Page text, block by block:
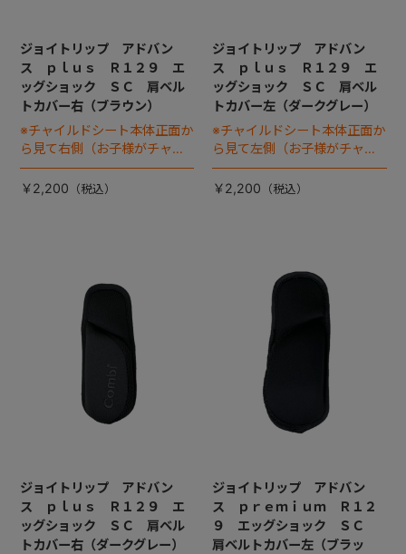
ジョイトリップ アドバン
ス ｐｌｕｓ Ｒ１２９ エ
ッグショック ＳＣ 肩ベル
トカバー右（ブラウン）
※チャイルドシート本体正面か
ら見て右側（お子様がチャイ
ルドシートに座った状態で左
手側となります）
￥2,200
ジョイトリップ アドバン
ス ｐｌｕｓ Ｒ１２９ エ
ッグショック ＳＣ 肩ベル
トカバー左（ダークグレー）
※チャイルドシート本体正面か
ら見て左側（お子様がチャイ
ルドシートに座った状態で右
手側となります）
￥2,200
ジョイトリップ アドバン
ス ｐｌｕｓ Ｒ１２９ エ
ッグショック ＳＣ 肩ベル
トカバー右（ダークグレー）
ジョイトリップ アドバン
ス ｐｒｅｍｉｕｍ Ｒ１２
９ エッグショック ＳＣ
肩ベルトカバー左（ブラッ